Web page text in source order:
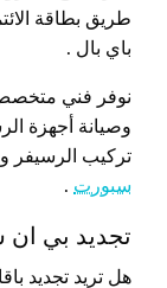
طريق بطاقة
باي بال .
نوفر فني
وصيانة أجهزة
تركيب الرسيفر
سبورت .
تجديد بي
هل تريد تجديد